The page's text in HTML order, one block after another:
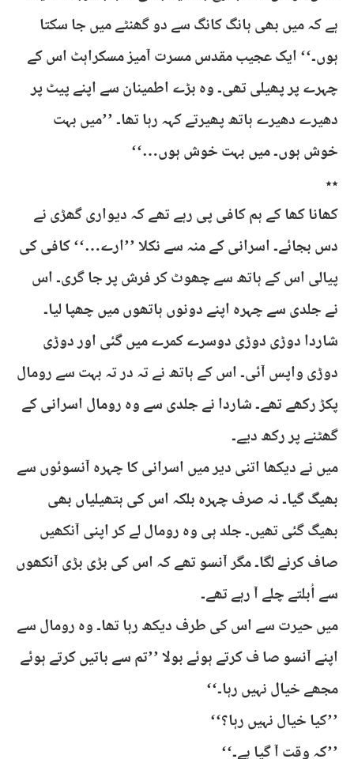
ہے کہ میں بھی ہانگ کانگ سے دو گھنٹے میں جا سکتا
ہوں۔‘‘ ایک عجیب مقدس مسرت آمیز مسکراہٹ اس کے
چہرے پر پھیلی تھی۔ وہ بڑے اطمینان سے اپنے پیٹ پر
دھیرے دھیرے ہاتھ پھیرتے کہہ رہا تھا۔ ’’میں بہت
خوش ہوں۔ میں بہت خوش ہوں…‘‘
٭٭
کھانا کھا کے ہم کافی پی رہے تھے کہ دیواری گھڑی نے
دس بجائے۔ اسرانی کے منہ سے نکلا ’’ارے…‘‘ کافی کی
پیالی اس کے ہاتھ سے چھوٹ کر فرش پر جا گری۔ اس
نے جلدی سے چہرہ اپنے دونوں ہاتھوں میں چھپا لیا۔
شاردا دوڑی دوڑی دوسرے کمرے میں گئی اور دوڑی
دوڑی واپس آئی۔ اس کے ہاتھ نے تہ در تہ بہت سے رومال
پکڑ رکھے تھے۔ شاردا نے جلدی سے وہ رومال اسرانی کے
گھٹنے پر رکھ دیے۔
میں نے دیکھا اتنی دیر میں اسرانی کا چہرہ آنسوئوں سے
بھیگ گیا۔ نہ صرف چہرہ بلکہ اس کی ہتھیلیاں بھی
بھیگ گئی تھیں۔ جلد ہی وہ رومال لے کر اپنی آنکھیں
صاف کرنے لگا۔ مگر آنسو تھے کہ اس کی بڑی بڑی آنکھوں
سے اُبلتے چلے آ رہے تھے۔
میں حیرت سے اس کی طرف دیکھ رہا تھا۔ وہ رومال سے
اپنے آنسو صا ف کرتے ہوئے بولا ’’تم سے باتیں کرتے ہوئے
مجھے خیال نہیں رہا۔‘‘
’’کیا خیال نہیں رہا؟‘‘
’’کہ وقت آ گیا ہے۔‘‘